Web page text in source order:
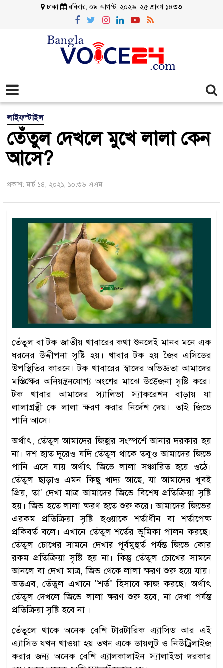
ঢাকা রবিবার, ০৯ আগস্ট, ২০২৬, ২৫ শ্রাবণ ১৪৩৩
লাইফস্টাইল
তেঁতুল দেখলে মুখে লালা কেন
আসে?
প্রকাশ: মার্চ ১৪, ২০২১, ১০:৩৬ এএম
তেঁতুল বা টক জাতীয় খাবারের কথা শুনলেই মানব মনে এক
ধরনের উদ্দীপনা সৃষ্টি হয়। খাবার টক হয় জৈব এসিডের
উপস্থিতির কারনে। টক খাবারের স্বাদের অভিজ্ঞতা আমাদের
মস্তিষ্কের অনিয়ন্ত্রনযোগ্য অংশের মাঝে উত্তেজনা সৃষ্টি করে।
টক খাবার আমাদের স্যালিভা স্যাকরেশন বাড়ায় যা
লালাগ্রন্থী কে লালা ক্ষরণ করার নির্দেশ দেয়। তাই জিভে
পানি আসে।
অর্থাৎ, তেঁতুল আমাদের জিহ্বার সংস্পর্শে আনার দরকার হয়
না। দশ হাত দূরেও যদি তেঁতুল থাকে তবুও আমাদের জিভে
পানি এসে যায় অর্থাৎ জিভে লালা সঞ্চারিত হয়ে ওঠে।
তেঁতুল ছাড়াও এমন কিছু খাদ্য আছে, যা আমাদের খুবই
প্রিয়, তা' দেখা মাত্র আমাদের জিভে বিশেষ প্রতিক্রিয়া সৃষ্টি
হয়। জিভ হতে লালা ক্ষরণ হতে শুরু করে। আমাদের জিভের
এরকম প্রতিক্রিয়া সৃষ্টি হওয়াকে শর্তাধীন বা শর্তাপেক্ষ
প্রকিবর্ত বলে। এখানে তেঁতুল শর্তের ভূমিকা পালন করছে।
তেঁতুল চোখের সামনে দেখার পূর্বমুহুর্ত পর্যন্ত জিভে কোর
রকম প্রতিক্রিয়া সৃষ্টি হয় না। কিন্তু তেঁতুল চোখের সামনে
আনলে বা দেখা মাত্র, জিভ থেকে লালা ক্ষরণ শুরু হয়ে যায়।
অতএব, তেঁতুল এখানে ‌‌"শর্ত" হিসাবে কাজ করছে। অর্থাৎ
তেঁতুল দেখলে জিভে লালা ক্ষরণ শুরু হবে, না দেখা পর্যন্ত
প্রতিক্রিয়া সৃষ্টি হবে না ।
তেঁতুলে থাকে অনেক বেশি টারটারিক এ্যাসিড আর এই
এ্যাসিড যখন খাওয়া হয় তখন একে ডায়লুট ও নিউট্রিলাইজ
করার জন্য অনেক বেশি এ্যালকালাইন স্যালাইভা দরকার